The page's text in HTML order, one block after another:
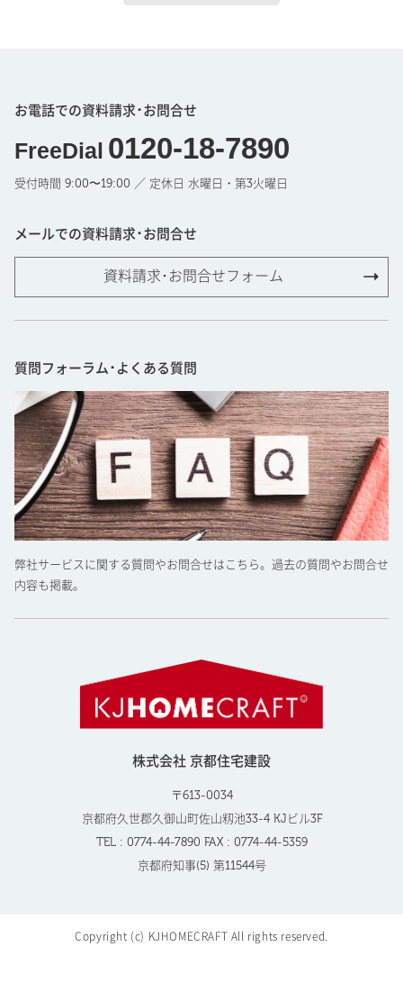
お電話での資料請求･お問合せ
FreeDial 0120-18-7890
受付時間 9:00〜19:00 ／ 定休日 水曜日・第3火曜日
メールでの資料請求･お問合せ
資料請求･お問合せフォーム
質問フォーラム･よくある質問
弊社サービスに関する質問やお問合せはこちら。過去の質問やお問合せ
内容も掲載。
株式会社 京都住宅建設
〒613-0034
京都府久世郡久御山町佐山籾池33-4 KJビル3F
TEL : 0774-44-7890 FAX : 0774-44-5359
京都府知事(5) 第11544号
Copyright (c) KJHOMECRAFT All rights reserved.